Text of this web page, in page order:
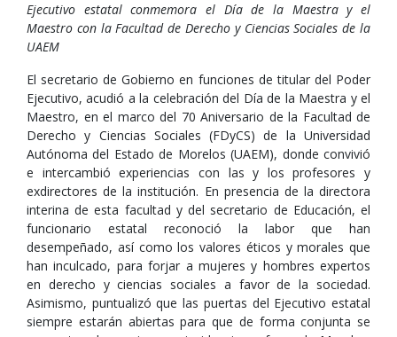
Ejecutivo estatal conmemora el Día de la Maestra y el
Maestro con la Facultad de Derecho y Ciencias Sociales de la
UAEM
El secretario de Gobierno en funciones de titular del Poder
Ejecutivo, acudió a la celebración del Día de la Maestra y el
Maestro, en el marco del 70 Aniversario de la Facultad de
Derecho y Ciencias Sociales (FDyCS) de la Universidad
Autónoma del Estado de Morelos (UAEM), donde convivió
e intercambió experiencias con las y los profesores y
exdirectores de la institución. En presencia de la directora
interina de esta facultad y del secretario de Educación, el
funcionario estatal reconoció la labor que han
desempeñado, así como los valores éticos y morales que
han inculcado, para forjar a mujeres y hombres expertos
en derecho y ciencias sociales a favor de la sociedad.
Asimismo, puntualizó que las puertas del Ejecutivo estatal
siempre estarán abiertas para que de forma conjunta se